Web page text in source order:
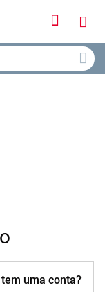
Iniciar
Meu
uma conta?